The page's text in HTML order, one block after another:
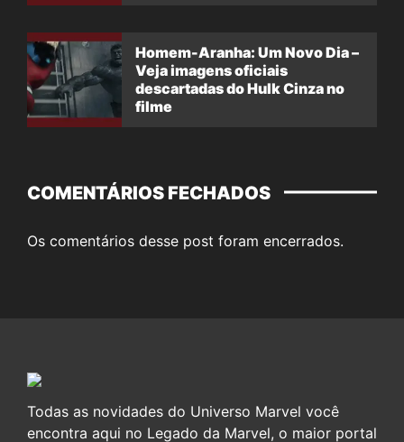
Homem-Aranha: Um Novo Dia –
Veja imagens oficiais
descartadas do Hulk Cinza no
filme
COMENTÁRIOS FECHADOS
Os comentários desse post foram encerrados.
Todas as novidades do Universo Marvel você
encontra aqui no Legado da Marvel, o maior portal